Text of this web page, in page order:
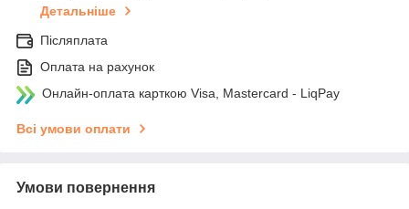
Детальніше
Післяплата
Оплата на рахунок
Онлайн-оплата карткою Visa, Mastercard - LiqPay
Всі умови оплати
Умови повернення